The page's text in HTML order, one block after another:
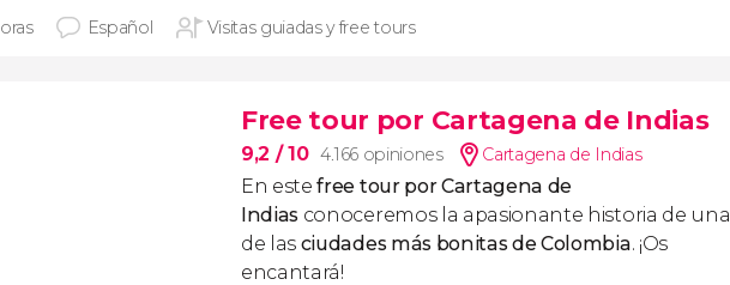
Español Visitas guiadas y free tours
Free tour por Cartagena de Indias
9,2 / 10 4.166 opiniones Cartagena de Indias
En estefree tour por Cartagena de
Indias conoceremos la apasionante historia de una
de las ciudades más bonitas de Colombia. ¡Os
encantará!